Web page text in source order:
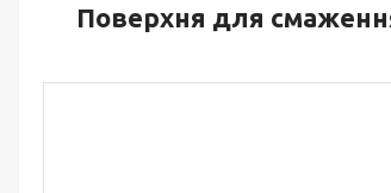
Поверхня для